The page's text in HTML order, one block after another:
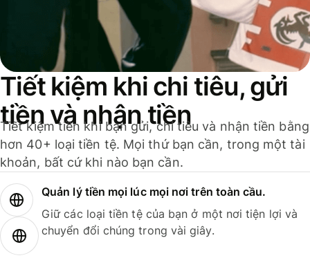
Tiết kiệm khi chi tiêu, gửi
tiền và nhận tiền
Tiết kiệm tiền khi bạn gửi, chi tiêu và nhận tiền bằng
hơn 40+ loại tiền tệ. Mọi thứ bạn cần, trong một tài
khoản, bất cứ khi nào bạn cần.
Quản lý tiền mọi lúc mọi nơi trên toàn cầu.
Giữ các loại tiền tệ của bạn ở một nơi tiện lợi và
chuyển đổi chúng trong vài giây.